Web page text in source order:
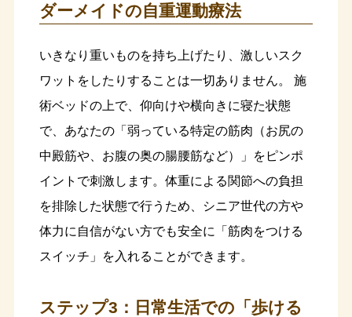
ダーメイドの自重運動療法
いきなり重いものを持ち上げたり、激しいスク
ワットをしたりすることは一切ありません。 施
術ベッドの上で、仰向けや横向きに寝た状態
で、あなたの「弱っている特定の筋肉（お尻の
中殿筋や、お腹の奥の腸腰筋など）」をピンポ
イントで刺激します。体重による関節への負担
を排除した状態で行うため、シニア世代の方や
体力に自信がない方でも安全に「筋肉をつける
スイッチ」を入れることができます。
ステップ3：日常生活での「歩ける